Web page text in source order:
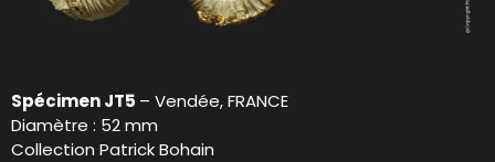
Spécimen JT5 – Vendée, FRANCE
Diamètre : 52 mm
Collection Patrick Bohain